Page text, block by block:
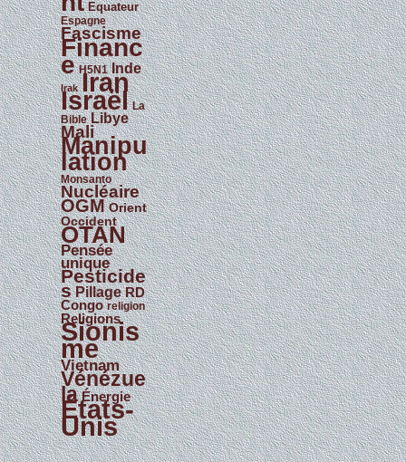
Equateur
Espagne
Fascisme
Financ
e H5N1 Inde
Irak Iran
Israël La
Bible Libye
Mali
Manipu
lation
Monsanto
Nucléaire
OGM Orient
Occident
OTAN
Pensée
unique
Pesticide
s Pillage RD
Congo religion
Religions
Sionis
me
Vietnam
Vénézue
la Énergie
États-
Unis